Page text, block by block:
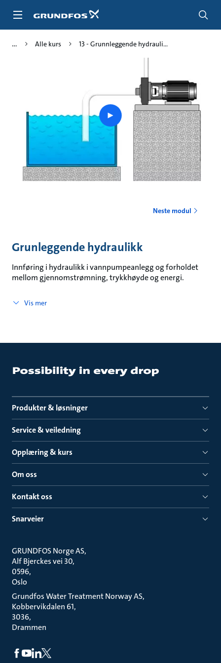
Alle kurs 13 - Grunnleggende hydrauli...
Play
video
Neste modul
Grunleggende hydraulikk
Innføring i hydraulikk i vannpumpeanlegg og forholdet
mellom gjennomstrømning, trykkhøyde og energi.
Vis mer
Produkter & løsninger
Service & veiledning
Opplæring & kurs
Om oss
Kontakt oss
Snarveier
GRUNDFOS Norge AS
Alf Bjerckes vei 30
0596
Oslo
Grundfos Water Treatment Norway AS
Kobbervikdalen 61
3036
Drammen